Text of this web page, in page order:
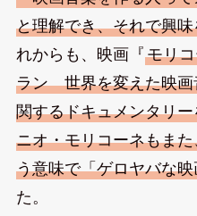
と理解でき、それで興
れからも、映画『モリ
ラン 世界を変えた映画
関するドキュメンタリ
ニオ・モリコーネもま
う意味で「ゲロヤバな
た。